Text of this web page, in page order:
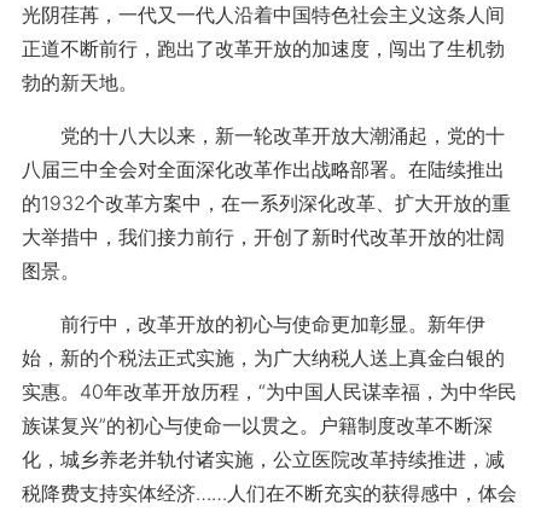
光阴荏苒，一代又一代人沿着中国特色社会主义这条人间
正道不断前行，跑出了改革开放的加速度，闯出了生机勃
勃的新天地。
党的十八大以来，新一轮改革开放大潮涌起，党的十
八届三中全会对全面深化改革作出战略部署。在陆续推出
的1932个改革方案中，在一系列深化改革、扩大开放的重
大举措中，我们接力前行，开创了新时代改革开放的壮阔
图景。
前行中，改革开放的初心与使命更加彰显。新年伊
始，新的个税法正式实施，为广大纳税人送上真金白银的
实惠。40年改革开放历程，“为中国人民谋幸福，为中华民
族谋复兴”的初心与使命一以贯之。户籍制度改革不断深
化，城乡养老并轨付诸实施，公立医院改革持续推进，减
税降费支持实体经济……人们在不断充实的获得感中，体会